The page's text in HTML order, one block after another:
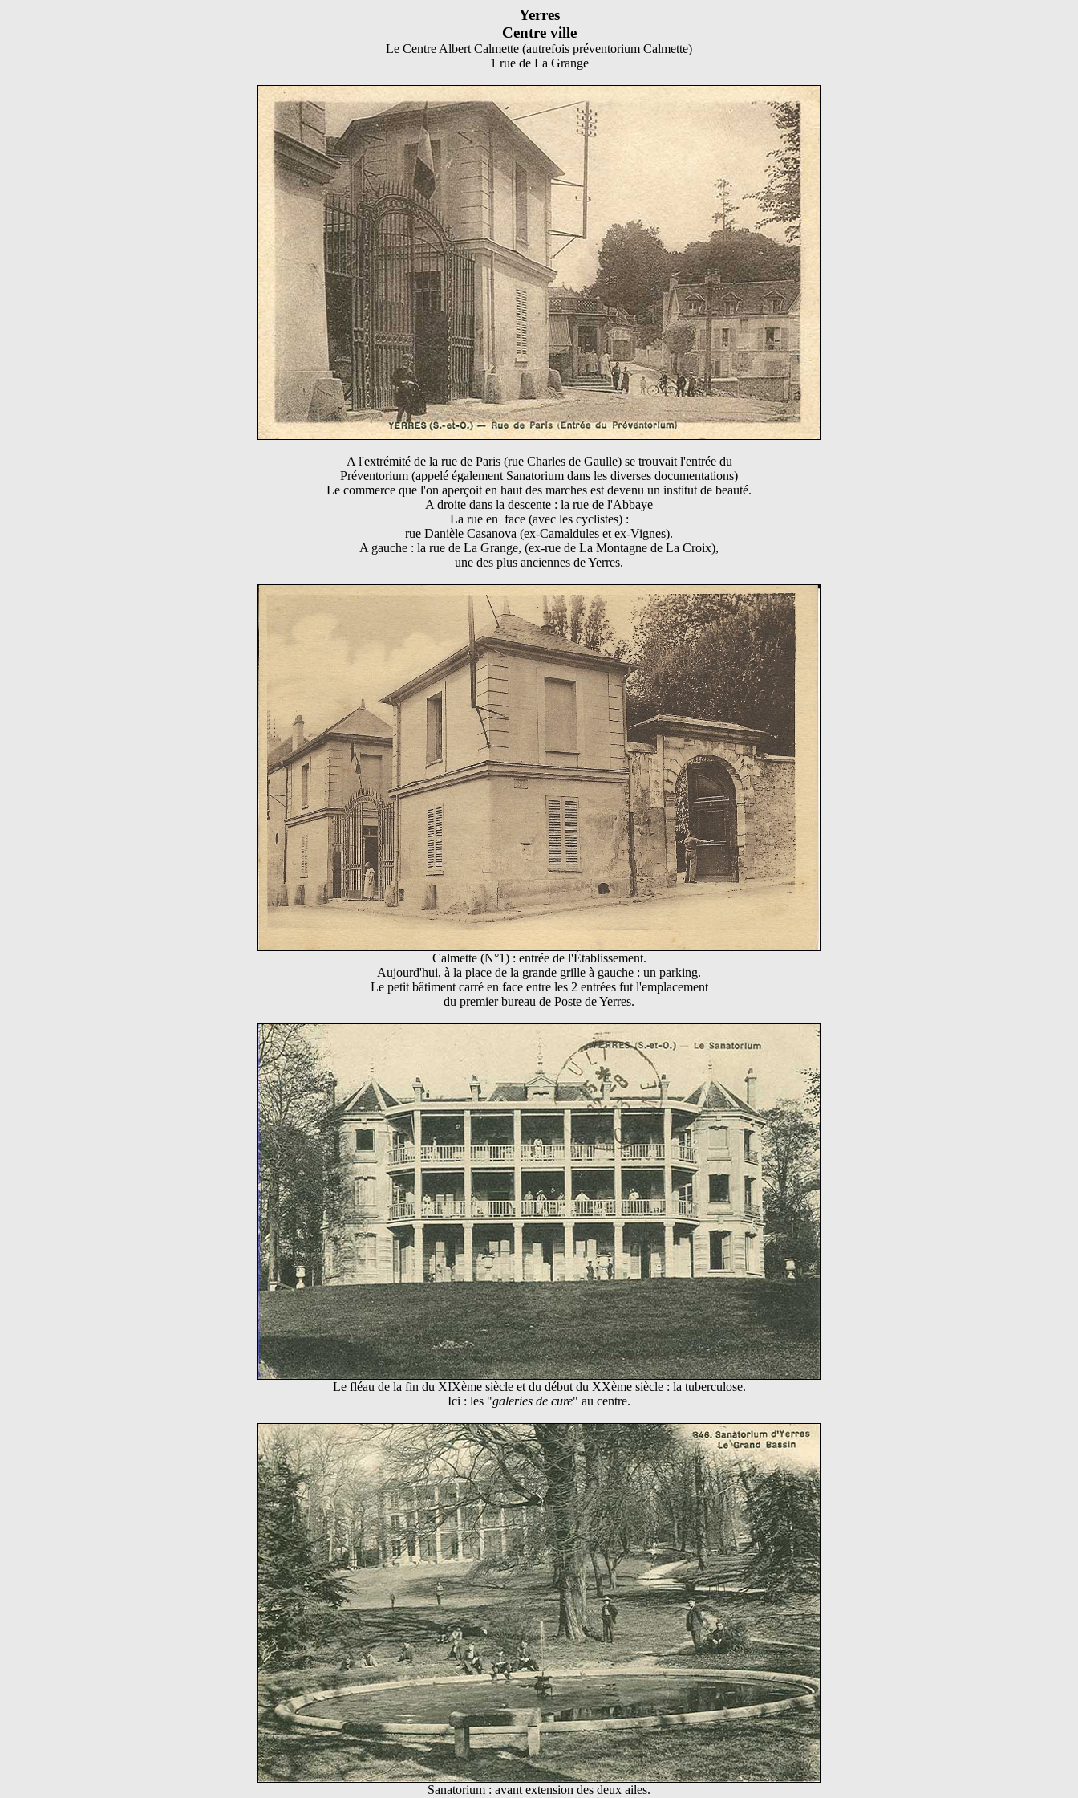
Yerres
Centre ville
Le Centre Albert Calmette (autrefois préventorium Calmette)
1 rue de La Grange
A l'extrémité de la rue de Paris (rue Charles de Gaulle) se trouvait l'entrée du
Préventorium (appelé également Sanatorium dans les diverses documentations)
Le commerce que l'on aperçoit en haut des marches est devenu un institut de beauté.
A droite dans la descente : la rue de l'Abbaye
La rue en face (avec les cyclistes) :
rue Danièle Casanova (ex-Camaldules et ex-Vignes).
A gauche : la rue de La Grange, (ex-rue de La Montagne de La Croix),
une des plus anciennes de Yerres.
Calmette (N°1) : entrée de l'Établissement.
Aujourd'hui, à la place de la grande grille à gauche : un parking.
Le petit bâtiment carré en face entre les 2 entrées fut l'emplacement
du premier bureau de Poste de Yerres.
Le fléau de la fin du XIXème siècle et du début du XXème siècle : la tuberculose.
Ici : les "galeries de cure" au centre.
Sanatorium : avant extension des deux ailes.